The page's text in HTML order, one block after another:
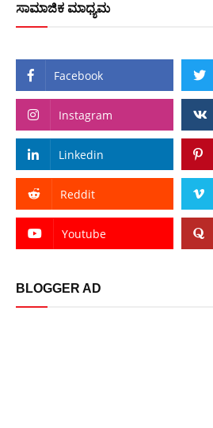
ಸಾಮಾಜಿಕ ಮಾಧ್ಯಮ
Facebook
Instagram
Linkedin
Reddit
Youtube
BLOGGER AD